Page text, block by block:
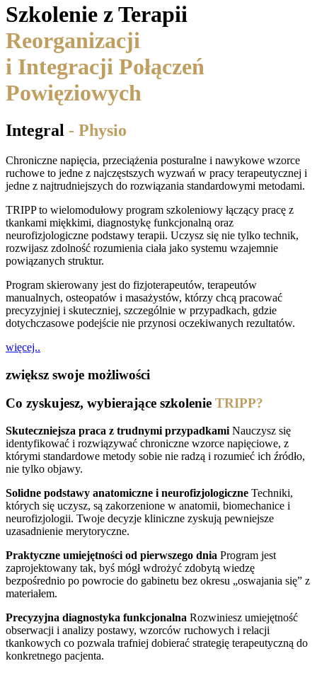
Szkolenie z Terapii
Reorganizacji
i Integracji Połączeń
Powięziowych
Integral - Physio
Chroniczne napięcia, przeciążenia posturalne i nawykowe wzorce
ruchowe to jedne z najczęstszych wyzwań w pracy terapeutycznej i
jedne z najtrudniejszych do rozwiązania standardowymi metodami.
TRIPP to wielomodułowy program szkoleniowy łączący pracę z
tkankami miękkimi, diagnostykę funkcjonalną oraz
neurofizjologiczne podstawy terapii. Uczysz się nie tylko technik,
rozwijasz zdolność rozumienia ciała jako systemu wzajemnie
powiązanych struktur.
Program skierowany jest do fizjoterapeutów, terapeutów
manualnych, osteopatów i masażystów, którzy chcą pracować
precyzyjniej i skuteczniej, szczególnie w przypadkach, gdzie
dotychczasowe podejście nie przynosi oczekiwanych rezultatów.
więcej..
zwiększ swoje możliwości
Co zyskujesz, wybierające szkolenie TRIPP?
Skuteczniejsza praca z trudnymi przypadkami Nauczysz się
identyfikować i rozwiązywać chroniczne wzorce napięciowe, z
którymi standardowe metody sobie nie radzą i rozumieć ich źródło,
nie tylko objawy.
Solidne podstawy anatomiczne i neurofizjologiczne Techniki,
których się uczysz, są zakorzenione w anatomii, biomechanice i
neurofizjologii. Twoje decyzje kliniczne zyskują pewniejsze
uzasadnienie merytoryczne.
Praktyczne umiejętności od pierwszego dnia Program jest
zaprojektowany tak, byś mógł wdrożyć zdobytą wiedzę
bezpośrednio po powrocie do gabinetu bez okresu „oswajania się” z
materiałem.
Precyzyjna diagnostyka funkcjonalna Rozwiniesz umiejętność
obserwacji i analizy postawy, wzorców ruchowych i relacji
tkankowych co pozwala trafniej dobierać strategię terapeutyczną do
konkretnego pacjenta.